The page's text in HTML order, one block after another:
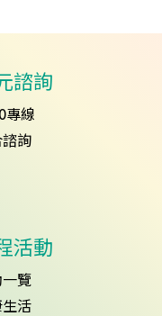
諮詢
專線
詢
活動
一覽
活